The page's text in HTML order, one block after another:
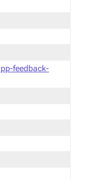
feedback-